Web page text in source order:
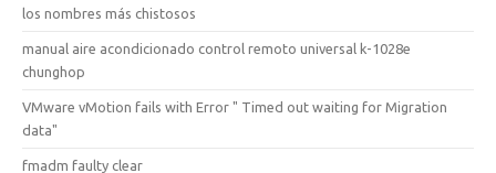
los nombres más chistosos
manual aire acondicionado control remoto universal k-1028e
chunghop
VMware vMotion fails with Error " Timed out waiting for Migration
data"
fmadm faulty clear